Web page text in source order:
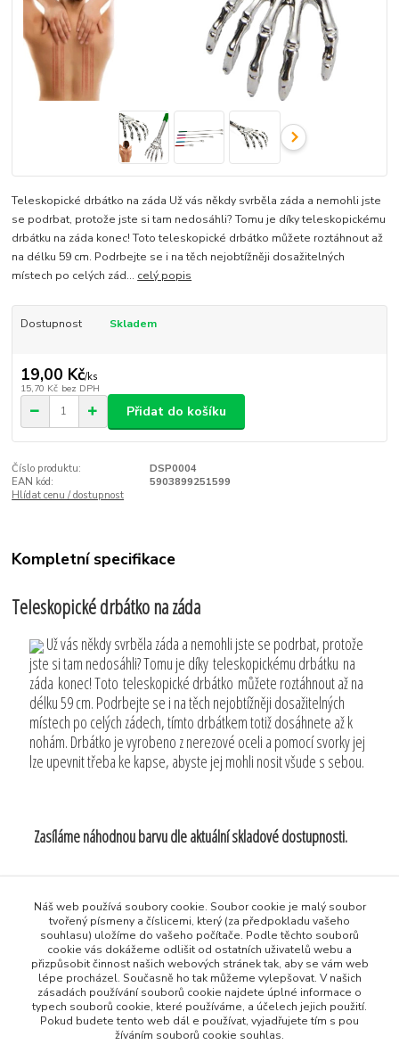
Teleskopické drbátko na záda Už vás někdy svrběla záda a nemohli jste
se podrbat, protože jste si tam nedosáhli? Tomu je díky teleskopickému
drbátku na záda konec! Toto teleskopické drbátko můžete roztáhnout až
na délku 59 cm. Podrbejte se i na těch nejobtížněji dosažitelných
místech po celých zád... celý popis
Dostupnost Skladem
19,00 Kč/ks
15,70 Kč bez DPH
Přidat do košíku
Číslo produktu:
DSP0004
EAN kód:
5903899251599
Hlídat cenu / dostupnost
Kompletní specifikace
Teleskopické drbátko na záda
Už vás někdy svrběla záda a nemohli jste se podrbat, protože
jste si tam nedosáhli? Tomu je díky teleskopickému drbátku na
záda konec! Toto teleskopické drbátko můžete roztáhnout až na
délku 59 cm. Podrbejte se i na těch nejobtížněji dosažitelných
místech po celých zádech, tímto drbátkem totiž dosáhnete až k
nohám. Drbátko je vyrobeno z nerezové oceli a pomocí svorky jej
lze upevnit třeba ke kapse, abyste jej mohli nosit všude s sebou.
Zasíláme náhodnou barvu dle aktuální skladové dostupnosti.
Původ zboží
Zboží zařazeno v kategoriích
Všechny produkty
Krása a zdraví
Náš web používá soubory cookie. Soubor cookie je malý soubor
tvořený písmeny a číslicemi, který (za předpokladu vašeho
souhlasu) uložíme do vašeho počítače. Podle těchto souborů
cookie vás dokážeme odlišit od ostatních uživatelů webu a
přizpůsobit činnost našich webových stránek tak, aby se vám web
lépe procházel. Současně ho tak můžeme vylepšovat. V našich
zásadách používání souborů cookie najdete úplné informace o
typech souborů cookie, které používáme, a účelech jejich použití.
Pokud budete tento web dál e používat, vyjadřujete tím s pou
žíváním souborů cookie souhlas.